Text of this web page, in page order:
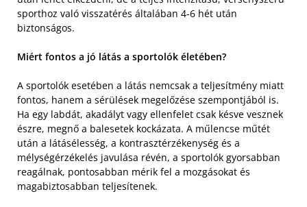
sporthoz való visszatérés általában 4-6 hét után
biztonságos.
Miért fontos a jó látás a sportolók életében?
A sportolók esetében a látás nemcsak a teljesítmény miatt
fontos, hanem a sérülések megelőzése szempontjából is.
Ha egy labdát, akadályt vagy ellenfelet csak késve vesznek
észre, megnő a balesetek kockázata. A műlencse műtét
után a látásélesség, a kontrasztérzékenység és a
mélységérzékelés javulása révén, a sportolók gyorsabban
reagálnak, pontosabban mérik fel a mozgásokat és
magabiztosabban teljesítenek.